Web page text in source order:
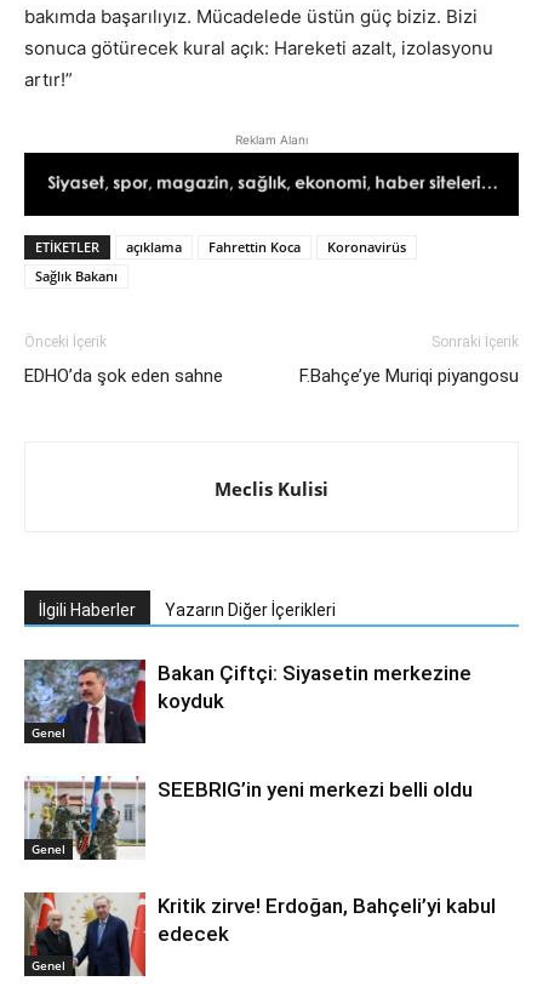
bakımda başarılıyız. Mücadelede üstün güç biziz. Bizi
sonuca götürecek kural açık: Hareketi azalt, izolasyonu
artır!”
Reklam Alanı
ETIKETLER açıklama Fahrettin Koca
Koronavirüs
Sağlık Bakanı
Önceki İçerik
EDHO’da şok eden sahne
Sonraki İçerik
F.Bahçe’ye Muriqi piyangosu
Meclis Kulisi
İlgili Haberler Yazarın Diğer İçerikleri
Genel
Bakan Çiftçi: Siyasetin merkezine
koyduk
Genel
SEEBRIG’in yeni merkezi belli oldu
Genel
Kritik zirve! Erdoğan, Bahçeli’yi kabul
edecek